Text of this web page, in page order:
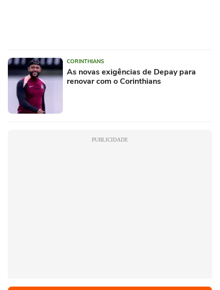
CORINTHIANS
As novas exigências de Depay para
renovar com o Corinthians
PUBLICIDADE